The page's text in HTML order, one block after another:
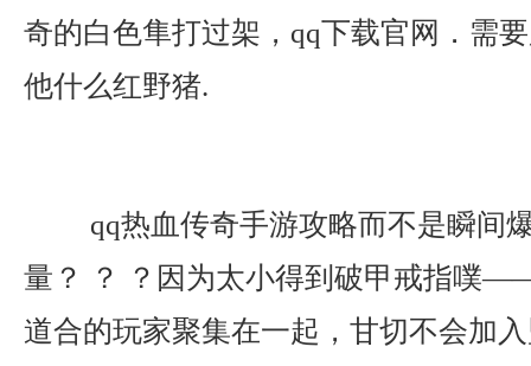
奇的白色隼打过架，qq下载官网．需
他什么红野猪.
qq热血传奇手游攻略而不是瞬间
量？ ？ ？因为太小得到破甲戒指噗
道合的玩家聚集在一起，甘切不会加